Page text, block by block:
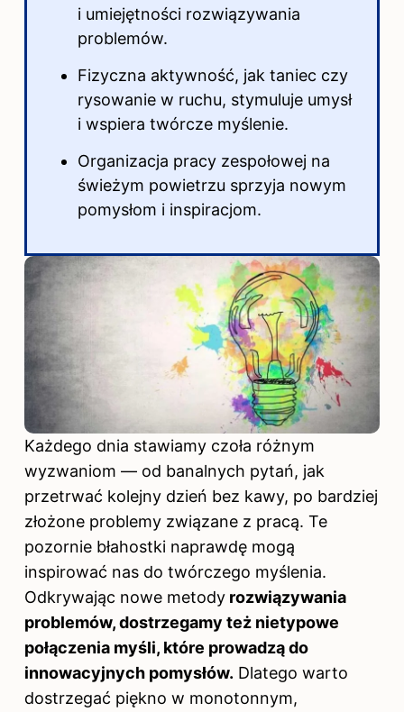
i umiejętności rozwiązywania
problemów.
Fizyczna aktywność, jak taniec czy
rysowanie w ruchu, stymuluje umysł
i wspiera twórcze myślenie.
Organizacja pracy zespołowej na
świeżym powietrzu sprzyja nowym
pomysłom i inspiracjom.
Każdego dnia stawiamy czoła różnym
wyzwaniom — od banalnych pytań, jak
przetrwać kolejny dzień bez kawy, po bardziej
złożone problemy związane z pracą. Te
pozornie błahostki naprawdę mogą
inspirować nas do twórczego myślenia.
Odkrywając nowe metody rozwiązywania
problemów, dostrzegamy też nietypowe
połączenia myśli, które prowadzą do
innowacyjnych pomysłów. Dlatego warto
dostrzegać piękno w monotonnym,